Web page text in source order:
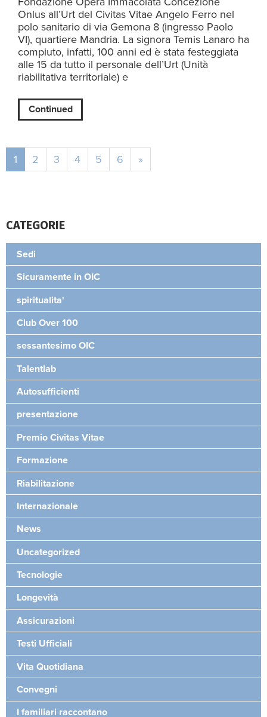
Onlus all’Urt del Civitas Vitae Angelo Ferro nel
polo sanitario di via Gemona 8 (ingresso Paolo
VI), quartiere Mandria. La signora Temis Lanaro ha
compiuto, infatti, 100 anni ed è stata festeggiata
alle 15 da tutto il personale dell’Urt (Unità
riabilitativa territoriale) e
Continued
1 2 3 4 5 6 »
CATEGORIE
Sedi
Sicuramente in OIC
spiritualita'
Club Over 100
sessantesimo OIC
Talentlab
Autosufficienti
presentazione
Premio Civitas Vitae
Formazione
Riabilitazione
Internazionale
News
Uncategorized
Tecnologie
Longevità
Assicurazioni
Testi Ufficiali
Vita Quotidiana
Convegni
I familiari raccontano